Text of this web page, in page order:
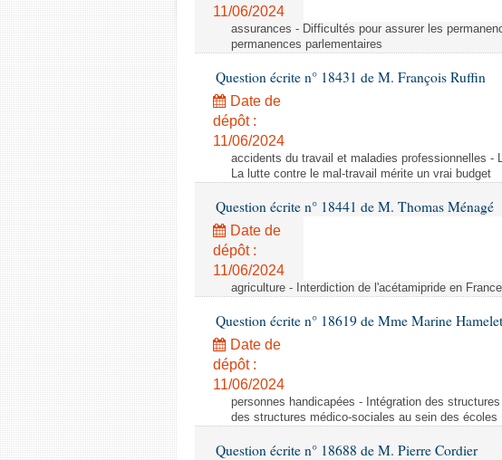
11/06/2024
assurances - Difficultés pour assurer les
permanences parlementaires
Question écrite n° 18431 de M. François Ruffin
Date de
dépôt :
11/06/2024
accidents du travail et maladies professionnelles -
La lutte contre le mal-travail mérite un vrai budget
Question écrite n° 18441 de M. Thomas Ménagé
Date de
dépôt :
11/06/2024
agriculture - Interdiction de l'acétamipride en
Question écrite n° 18619 de Mme Marine Hamelet
Date de
dépôt :
11/06/2024
personnes handicapées - Intégration des
des structures médico-sociales au sein des écoles
Question écrite n° 18688 de M. Pierre Cordier